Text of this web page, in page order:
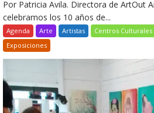
Por Patricia Avila. Directora de ArtOut
celebramos los 10 años de...
Agenda Arte Artistas Centros Culturales
Exposiciones